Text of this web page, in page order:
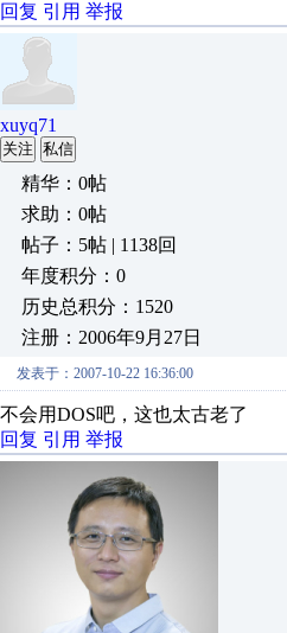
回复 引用 举报
xuyq71
关注 私信
精华：0帖
求助：0帖
帖子：5帖 | 1138回
年度积分：0
历史总积分：1520
注册：2006年9月27日
发表于：2007-10-22 16:36:00
不会用DOS吧，这也太古老了
回复 引用 举报